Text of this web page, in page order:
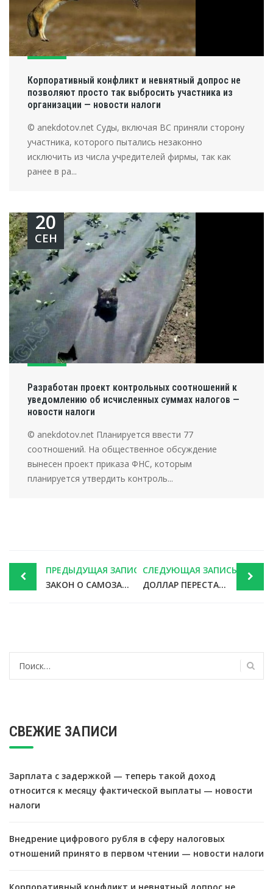
Корпоративный конфликт и невнятный допрос не
позволяют просто так выбросить участника из
организации — новости налоги
© anekdotov.net Суды, включая ВС приняли сторону
участника, которого пытались незаконно
исключить из числа учредителей фирмы, так как
ранее в ра...
Разработан проект контрольных соотношений к
уведомлению об исчисленных суммах налогов —
новости налоги
20
СЕН
© anekdotov.net Планируется ввести 77
соотношений. На общественное обсуждение
вынесен проект приказа ФНС, которым
планируется утвердить контроль...
Post
navigation
ПРЕДЫДУЩАЯ ЗАПИСЬ
ЗАКОН О САМОЗАНЯТЫХ ПРИНЯТ ВО ВТОРОМ ЧТЕНИИ
СЛЕДУЮЩАЯ ЗАПИСЬ
ДОЛЛАР ПЕРЕСТАНЕТ ИГРАТЬ КЛЮЧЕВУЮ РОЛЬ В ЭКОНОМИКЕ РФ
СВЕЖИЕ ЗАПИСИ
Зарплата с задержкой — теперь такой доход
относится к месяцу фактической выплаты — новости
налоги
Внедрение цифрового рубля в сферу налоговых
отношений принято в первом чтении — новости налоги